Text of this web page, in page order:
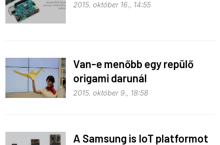
2015. október 16., 14:55
Van-e menőbb egy repülő
origami darunál
2015. október 9., 18:58
A Samsung is IoT platformot